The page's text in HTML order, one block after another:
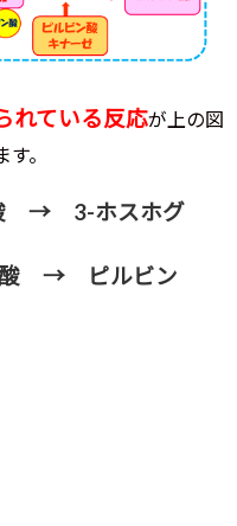
れている反応が上の図
。
酸 → 3-ホスホグ
酸 → ピルビン